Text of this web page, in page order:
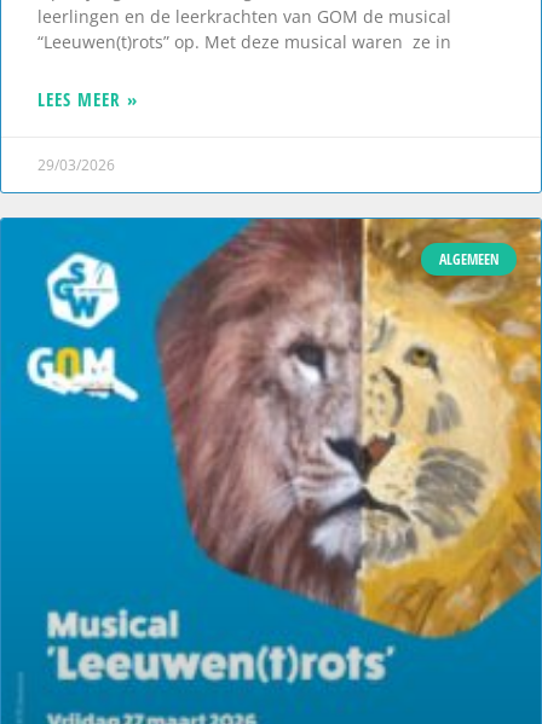
leerlingen en de leerkrachten van GOM de musical
“Leeuwen(t)rots” op. Met deze musical waren ze in
LEES MEER »
29/03/2026
ALGEMEEN